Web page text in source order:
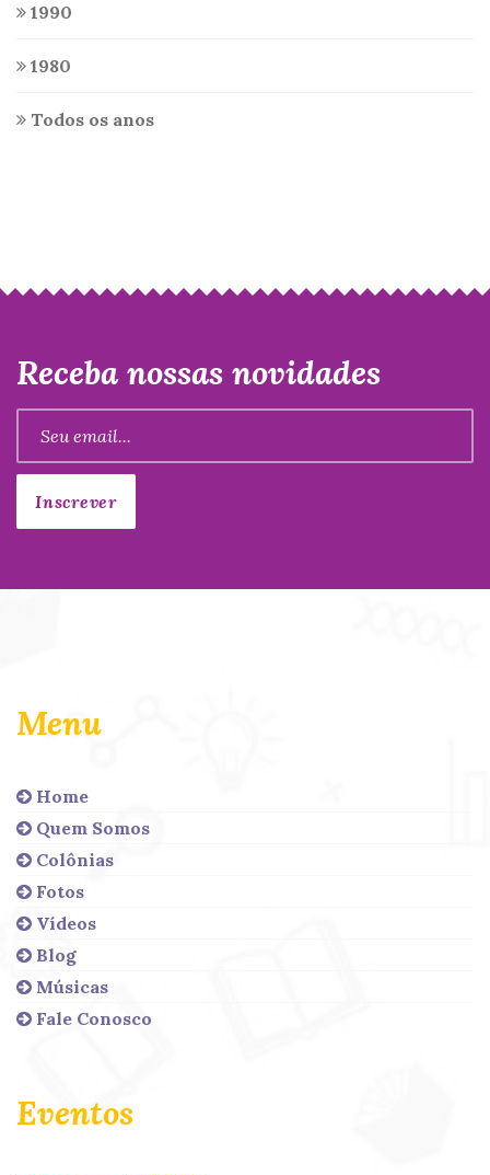
1990
1980
Todos os anos
Receba nossas novidades
Menu
Home
Quem Somos
Colônias
Fotos
Vídeos
Blog
Músicas
Fale Conosco
Eventos